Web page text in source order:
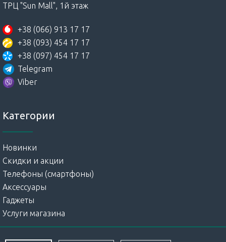
ТРЦ "Sun Mall", 1й этаж
+38 (066) 913 17 17
+38 (093) 454 17 17
+38 (097) 454 17 17
Telegram
Viber
Категории
Новинки
Скидки и акции
Телефоны (смартфоны)
Аксессуары
Гаджеты
Услуги магазина